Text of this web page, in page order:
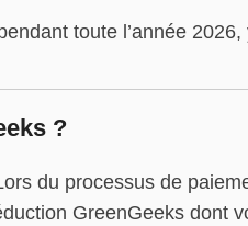
toute l’année 2026,
?
du processus de
GreenGeeks dont